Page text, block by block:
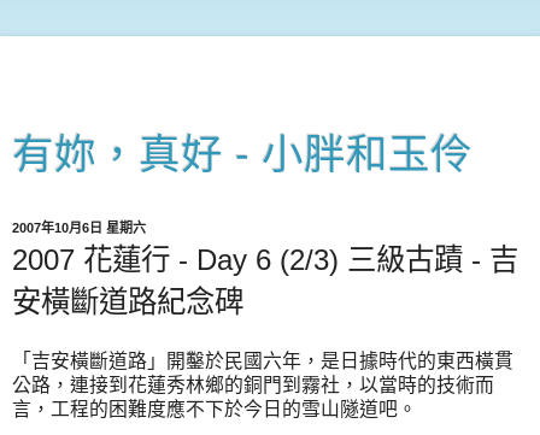
有妳，真好 - 小胖和玉伶
2007年10月6日 星期六
2007 花蓮行 - Day 6 (2/3) 三級古蹟 - 吉
安橫斷道路紀念碑
「吉安橫斷道路 」開鑿於民國六年，是日據時代的東西橫貫
公路，連接到花蓮秀林鄉的銅門到霧社，以當時的技術而
言，工程的困難度應不下於今日的雪山隧道吧。